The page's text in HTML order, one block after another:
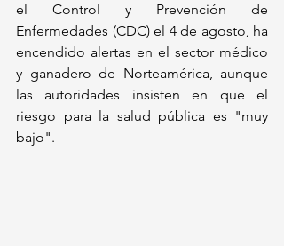
el Control y Prevención de
Enfermedades (CDC) el 4 de agosto, ha
encendido alertas en el sector médico
y ganadero de Norteamérica, aunque
las autoridades insisten en que el
riesgo para la salud pública es "muy
bajo".